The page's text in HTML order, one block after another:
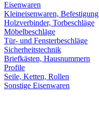
Eisenwaren
Kleineisenwaren, Befestigung
Holzverbinder, Torbeschläge
Möbelbeschläge
Tür- und Fensterbeschläge
Sicherheitstechnik
Briefkästen, Hausnummern
Profile
Seile, Ketten, Rollen
Sonstige Eisenwaren